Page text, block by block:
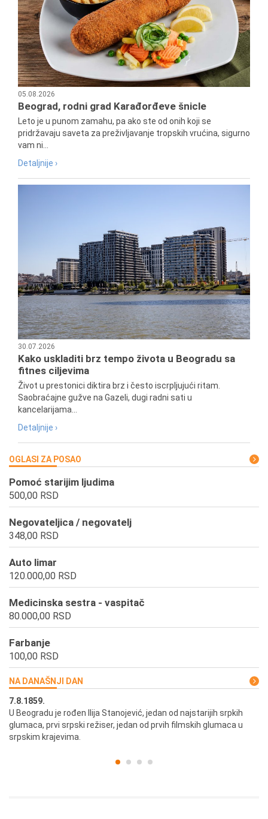
05.08.2026
Beograd, rodni grad Karađorđeve šnicle
Leto je u punom zamahu, pa ako ste od onih koji se
pridržavaju saveta za preživljavanje tropskih vrućina, sigurno
vam ni...
Detaljnije ›
30.07.2026
Kako uskladiti brz tempo života u Beogradu sa
fitnes ciljevima
Život u prestonici diktira brz i često iscrpljujući ritam.
Saobraćajne gužve na Gazeli, dugi radni sati u
kancelarijama...
Detaljnije ›
OGLASI ZA POSAO
Pomoć starijim ljudima
500,00 RSD
Negovateljica / negovatelj
348,00 RSD
Auto limar
120.000,00 RSD
Medicinska sestra - vaspitač
80.000,00 RSD
Farbanje
100,00 RSD
NA DANAŠNJI DAN
7.8.1859.
U Beogradu je rođen Ilija Stanojević, jedan od najstarijih srpkih
glumaca, prvi srpski režiser, jedan od prvih filmskih glumaca u
srpskim krajevima.